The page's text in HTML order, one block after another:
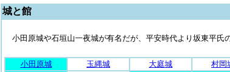
城と館
小田原城や石垣山一夜城が有名だが、平安時代より坂東平氏
小田原城 玉縄城 大庭城 村岡